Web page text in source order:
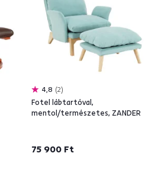
4,8 2
Fotel lábtartóval,
mentol/természetes, ZANDER
75 900 Ft